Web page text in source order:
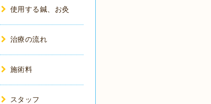
使用する鍼、お灸
治療の流れ
施術料
スタッフ